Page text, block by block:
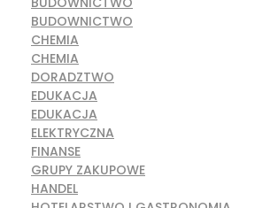
BUDOWNICTWO
CHEMIA
CHEMIA
DORADZTWO
EDUKACJA
EDUKACJA
ELEKTRYCZNA
FINANSE
GRUPY ZAKUPOWE
HANDEL